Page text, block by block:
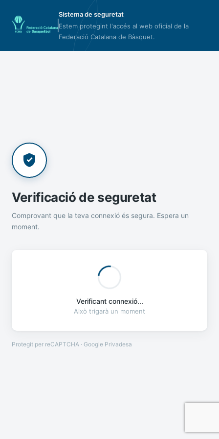
Sistema de seguretat
Estem protegint l'accés al web oficial de la
Federació Catalana de Bàsquet.
Verificació de seguretat
Comprovant que la teva connexió és segura. Espera un
moment.
Verificant connexió...
Això trigarà un moment
Protegit per reCAPTCHA · Google Privadesa